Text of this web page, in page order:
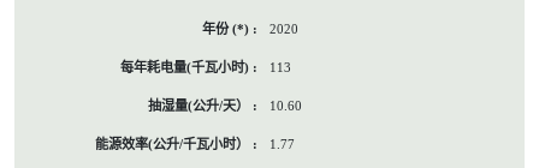
2020
113
10.60
1.77